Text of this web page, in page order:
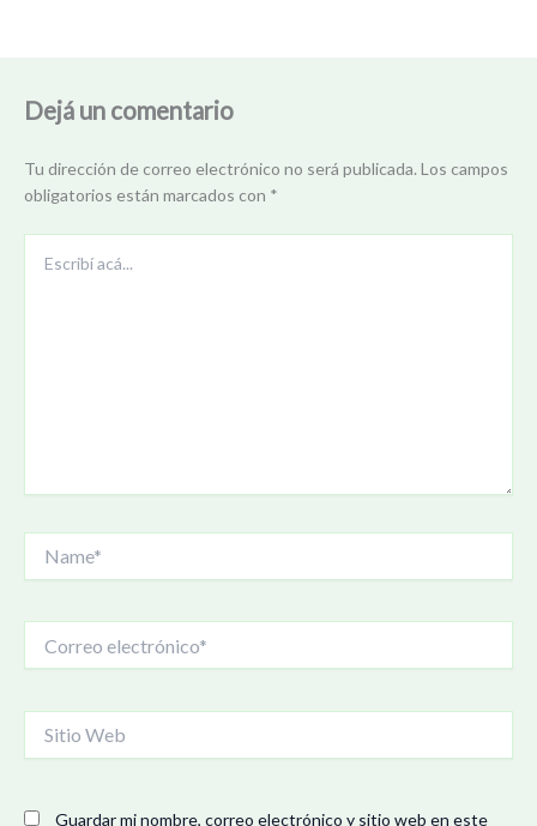
Dejá un comentario
Tu dirección de correo electrónico no será publicada. Los campos
obligatorios están marcados con *
acá...
electrónico*
Web
Guardar mi nombre, correo electrónico y sitio web en este